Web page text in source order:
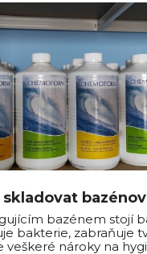
skladovat
bazénem stojí
bakterie, zabraňuje
veškeré nároky na